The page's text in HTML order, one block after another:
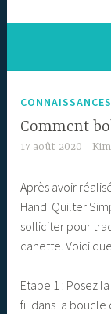
Comment
17 août 2020
Après avoir
Handi Quilter
solliciter pour
canette. Voici
Etape 1 : Posez
fil dans la boucle